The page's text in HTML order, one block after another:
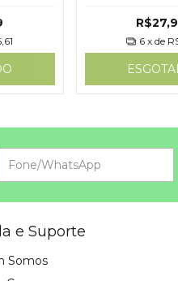
6 x de
e Suporte
Somos